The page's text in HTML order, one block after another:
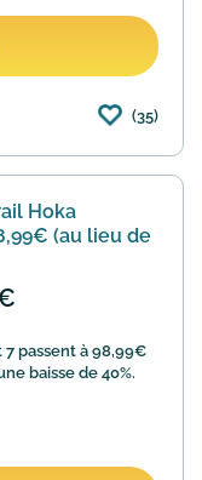
(35)
Hoka
(au lieu de
7 passent à 98,99€
baisse de 40%.